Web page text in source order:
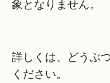
象となりません。
詳しくは、どうぶ
ください。